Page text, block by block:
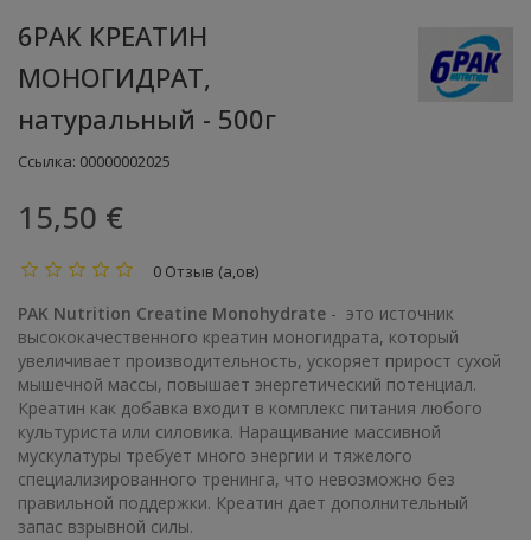
6PAK КРЕАТИН
МОНОГИДРАТ,
натуральный - 500г
Ссылка: 00000002025
15,50 €
0 Отзыв (а,ов)
PAK Nutrition Creatine Monohydrate - это источник
высококачественного креатин моногидрата, который
увеличивает производительность, ускоряет прирост сухой
мышечной массы, повышает энергетический потенциал.
Креатин как добавка входит в комплекс питания любого
культуриста или силовика. Наращивание массивной
мускулатуры требует много энергии и тяжелого
специализированного тренинга, что невозможно без
правильной поддержки. Креатин дает дополнительный
запас взрывной силы.